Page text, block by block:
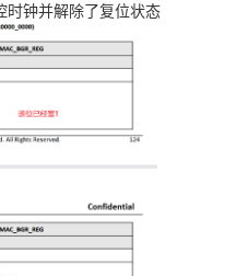
时钟并解除了复位状态